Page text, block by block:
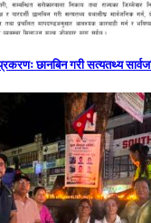
छानबिन गरी सत्यतथ्य